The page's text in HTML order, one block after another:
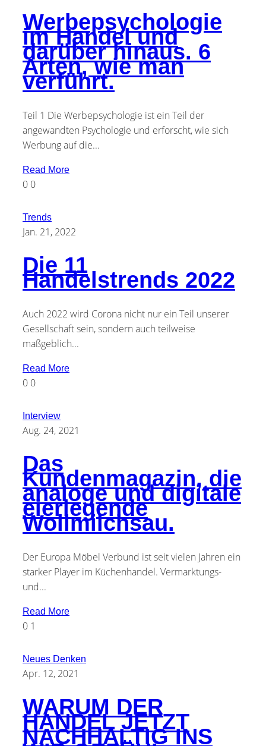
Werbepsychologie
im Handel und
darüber hinaus. 6
Arten, wie man
verführt.
Teil 1 Die Werbepsychologie ist ein Teil der
angewandten Psychologie und erforscht, wie sich
Werbung auf die...
Read More
0 0
Trends
Jan. 21, 2022
Die 11
Handelstrends 2022
Auch 2022 wird Corona nicht nur ein Teil unserer
Gesellschaft sein, sondern auch teilweise
maßgeblich...
Read More
0 0
Interview
Aug. 24, 2021
Das
Kundenmagazin, die
analoge und digitale
eierlegende
Wollmilchsau.
Der Europa Möbel Verbund ist seit vielen Jahren ein
starker Player im Küchenhandel. Vermarktungs-
und...
Read More
0 1
Neues Denken
Apr. 12, 2021
WARUM DER
HANDEL JETZT
NACHHALTIG INS